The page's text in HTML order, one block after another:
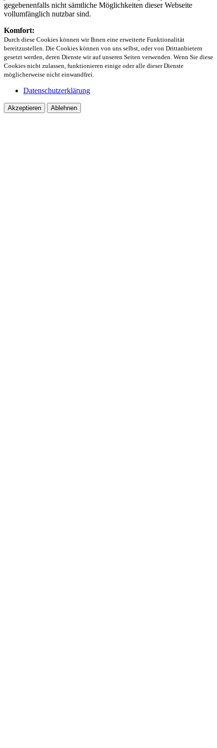
gegebenenfalls nicht sämtliche Möglichkeiten dieser Webseite
vollumfänglich nutzbar sind.
Komfort:
Durch diese Cookies können wir Ihnen eine erweiterte Funktionalität
bereitzustellen. Die Cookies können von uns selbst, oder von Drittanbietern
gesetzt werden, deren Dienste wir auf unseren Seiten verwenden. Wenn Sie diese
Cookies nicht zulassen, funktionieren einige oder alle dieser Dienste
möglicherweise nicht einwandfrei.
Datenschutzerklärung
Akzeptieren Ablehnen